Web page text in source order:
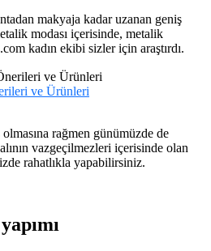
makyaja kadar uzanan geniş
modası içerisinde, metalik
kadın ekibi sizler için araştırdı.
ve Ürünleri
olmasına rağmen günümüzde de
vazgeçilmezleri içerisinde olan
rahatlıkla yapabilirsiniz.